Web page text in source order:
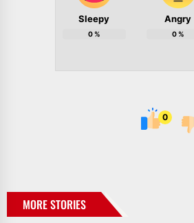
Sleepy
0%
Angry
0%
0
MORE STORIES